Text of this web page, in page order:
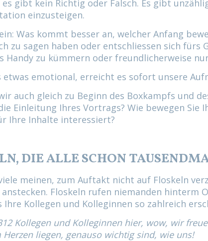
es gibt kein Richtig oder Falsch. Es gibt
einzusteigen.
Was kommt besser an, welcher Anfang
zu sagen haben oder entschliessen sich fürs
Handy zu kümmern oder freundlicherweise
etwas emotional, erreicht es sofort unsere
auch gleich zu Beginn des Boxkampfs und
Einleitung Ihres Vortrags? Wie bewegen Sie
Ihre Inhalte interessiert?
DIE ALLE SCHON
meinen, zum Auftakt nicht auf Floskeln
Floskeln rufen niemanden hinterm
Ihre Kollegen und Kolleginnen so zahlreich
Kollegen und Kolleginnen hier, wow, wir
Herzen liegen, genauso wichtig sind, wie uns!